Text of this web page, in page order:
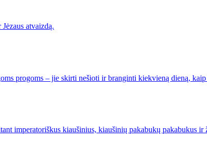
atvaizdą.
progoms – jie skirti nešioti ir branginti kiekvieną dieną,
imperatoriškus kiaušinius, kiaušinių pakabukų pakabukus ir